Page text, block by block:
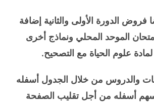
فروض الدورة الأولى والثانية إضافة
الموحد المحلي ونماذج أخرى
علوم الحياة مع التصحيح.
والدروس من خلال الجدول أسفله
أسفله من أجل تقليب الصفحة